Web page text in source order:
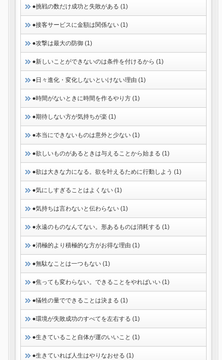
●挑戦の数だけ成功と失敗がある (1)
●接客サービスに金額は関係ない (1)
●攻撃は最大の防御 (1)
●新しいことができないのは条件を付けるから (1)
●日々進化・変化しないといけない理由 (1)
●時間がないときに時間を作るやり方 (1)
●期待しない方が気持ちが楽 (1)
●本当にできないものは意外と少ない (1)
●欲しいものがあるときは与えることから始まる (1)
●欲は大きな力になる。欲を叶えるために行動しよう (1)
●気にしすぎることはよくない (1)
●気持ちは言わないと伝わらない (1)
●永遠のものなんてない。形あるものは消耗する (1)
●消極的より積極的な方がお得な理由 (1)
●無駄なことは一つもない (1)
●焦っても変わらない。できることをやればいい (1)
●犠牲の量でできることは決まる (1)
●環境が失敗成功のすべてを左右する (1)
●生きていること自体が運のいいこと (1)
●生きていれば人生はやりなおせる (1)